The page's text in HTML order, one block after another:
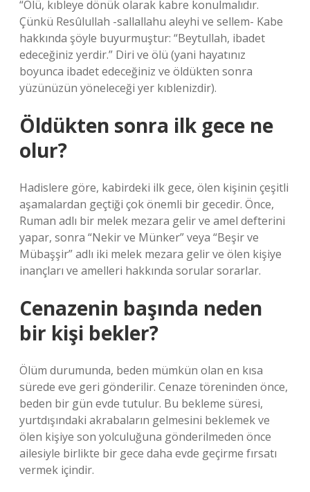
“Ölü, kıbleye dönük olarak kabre konulmalıdır.
Çünkü Resûlullah -sallallahu aleyhi ve sellem- Kabe
hakkında şöyle buyurmuştur: “Beytullah, ibadet
edeceğiniz yerdir.” Diri ve ölü (yani hayatınız
boyunca ibadet edeceğiniz ve öldükten sonra
yüzünüzün yöneleceği yer kıblenizdir).
Öldükten sonra ilk gece ne
olur?
Hadislere göre, kabirdeki ilk gece, ölen kişinin çeşitli
aşamalardan geçtiği çok önemli bir gecedir. Önce,
Ruman adlı bir melek mezara gelir ve amel defterini
yapar, sonra “Nekir ve Münker” veya “Beşir ve
Mübaşşir” adlı iki melek mezara gelir ve ölen kişiye
inançları ve amelleri hakkında sorular sorarlar.
Cenazenin başında neden
bir kişi bekler?
Ölüm durumunda, beden mümkün olan en kısa
sürede eve geri gönderilir. Cenaze töreninden önce,
beden bir gün evde tutulur. Bu bekleme süresi,
yurtdışındaki akrabaların gelmesini beklemek ve
ölen kişiye son yolculuğuna gönderilmeden önce
ailesiyle birlikte bir gece daha evde geçirme fırsatı
vermek içindir.